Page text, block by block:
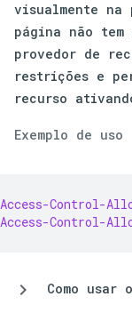
visualmente na
página não tem
provedor de
restrições e
recurso
Exemplo de uso
Access-Control-
Access-Control-
Como usar o